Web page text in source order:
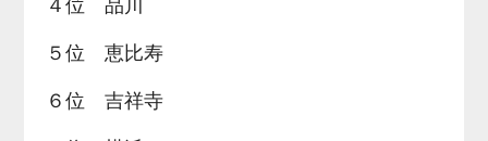
４位 品川
５位 恵比寿
６位 吉祥寺